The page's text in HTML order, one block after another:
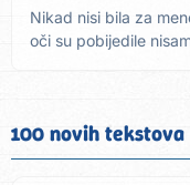
Nikad nisi bila za
oči su pobijedile
100 novih tekstova